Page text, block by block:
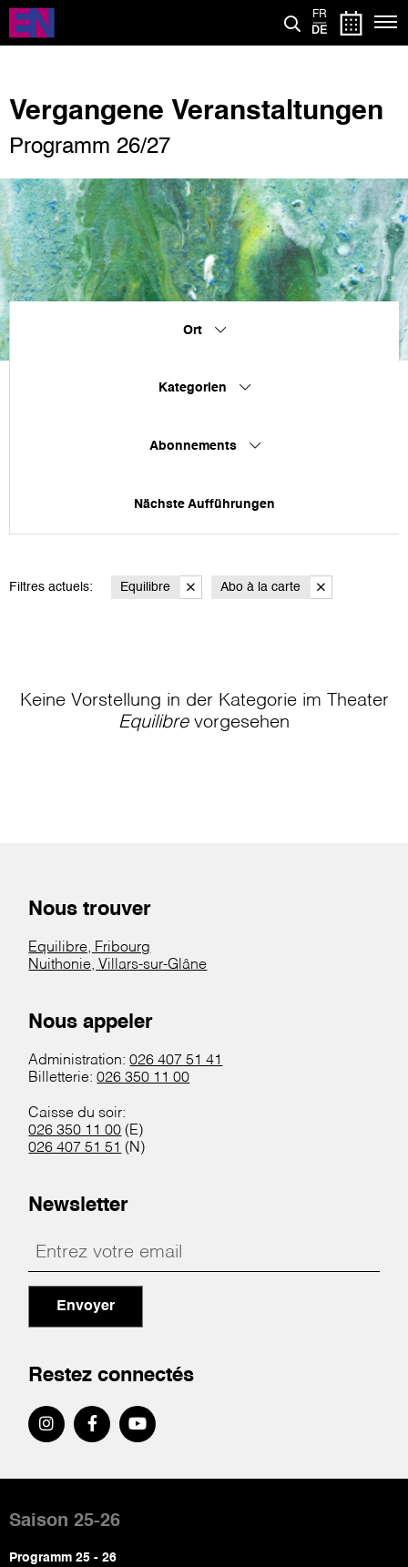
Direkt
zum
Inhalt
FR
DE
Vergangene Veranstaltungen
Programm 26/27
Ort
Kategorien
Abonnements
Nächste Aufführungen
Filtres actuels: Equilibre Abo à la carte
Keine Vorstellung in der Kategorie im Theater
Equilibrevorgesehen
Nous trouver
Equilibre, Fribourg
Nuithonie, Villars-sur-Glâne
Nous appeler
Administration:026 407 51 41
Billetterie:026 350 11 00
Caisse du soir:
026 350 11 00 (E)
026 407 51 51 (N)
Newsletter
Envoyer
Restez connectés
de
page
Saison 25-26
Programm 25 - 26